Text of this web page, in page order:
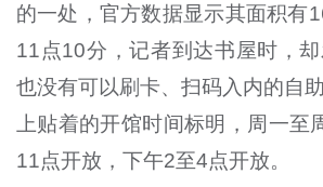
的一处，官方数据显示其面积有
11 点10分，记者到达书屋时，却
也没有可以刷卡、扫码入内的自
上贴着的开馆时间标明，周一至
11点开放，下午2至4点开放。